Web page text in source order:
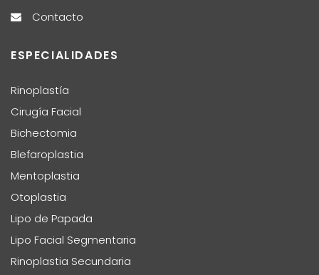
Contacto
ESPECIALIDADES
Rinoplastía
Cirugía Facial
Bichectomia
Blefaroplastia
Mentoplastia
Otoplastia
Lipo de Papada
Lipo Facial Segmentaria
Rinoplastia Secundaria